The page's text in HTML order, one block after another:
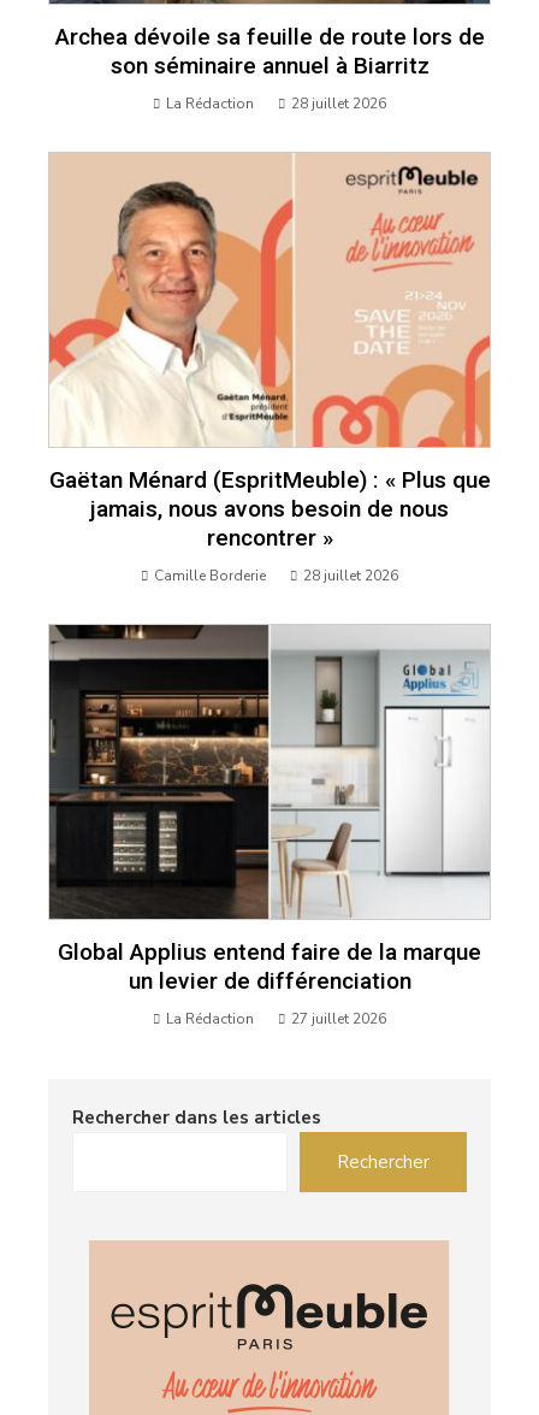
Archea dévoile sa feuille de route lors de
son séminaire annuel à Biarritz
La Rédaction 28 juillet 2026
Gaëtan Ménard (EspritMeuble) : « Plus que
jamais, nous avons besoin de nous
rencontrer »
Camille Borderie 28 juillet 2026
Global Applius entend faire de la marque
un levier de différenciation
La Rédaction 27 juillet 2026
Rechercher dans les articles
Rechercher